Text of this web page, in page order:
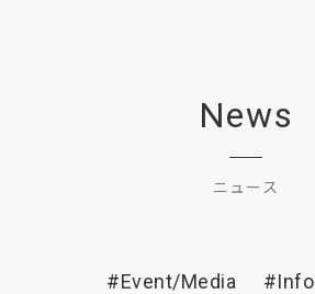
News
ニュース
#Event/Media